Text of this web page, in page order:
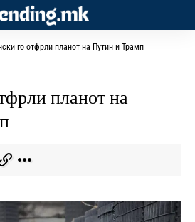
го отфрли планот на Путин и Трамп
планот на